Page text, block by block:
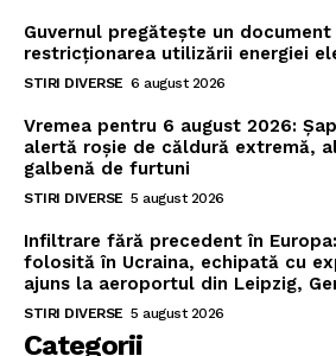
Guvernul pregătește un
restricționarea utilizării energiei
STIRI DIVERSE 6 august 2026
Vremea pentru 6 august 2026:
alertă roșie de căldură extremă,
galbenă de furtuni
STIRI DIVERSE 5 august 2026
Infiltrare fără precedent în
folosită în Ucraina, echipată cu
ajuns la aeroportul din Leipzig,
STIRI DIVERSE 5 august 2026
Categorii